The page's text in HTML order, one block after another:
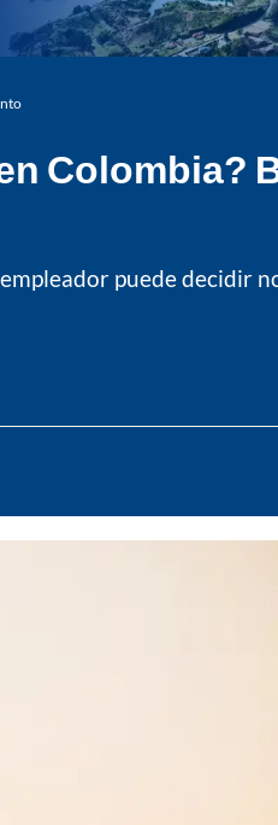
Colombia?
puede decidir